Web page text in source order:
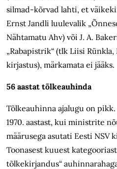
silmad-kõrvad lahti, et
Ernst Jandli luulevalik
Nähtamatu Ahv) või J. A.
„Rabapistrik“ (tlk Liisi
kirjastus), märkamata ei jääks.
56 aastat tõlkeauhinda
Tõlkeauhinna ajalugu on
1970. aastast, kui ministrite
määrusega asutati Eesti NSV
Toonasest kuuest
tõlkekirjandus“